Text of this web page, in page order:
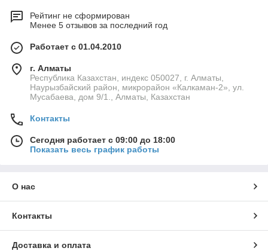
Рейтинг не сформирован
Менее 5 отзывов за последний год
Работает с 01.04.2010
г. Алматы
Республика Казахстан, индекс 050027, г. Алматы,
Наурызбайский район, микрорайон «Калкаман-2», ул.
Мусабаева, дом 9/1., Алматы, Казахстан
Контакты
Сегодня работает с 09:00 до 18:00
Показать весь график работы
О нас
Контакты
Доставка и оплата